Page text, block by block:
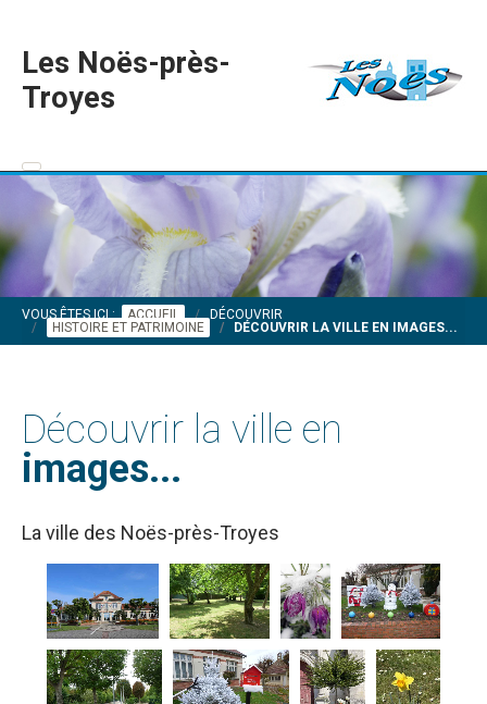
Les Noës-près-
Troyes
VOUS ÊTES ICI : ACCUEIL
DÉCOUVRIR
HISTOIRE ET PATRIMOINE
DÉCOUVRIR LA VILLE EN IMAGES...
Découvrir la ville en
images...
La ville des Noës-près-Troyes